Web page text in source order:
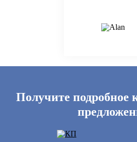
Получите подробное